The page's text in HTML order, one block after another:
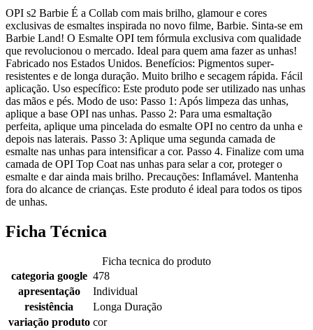
OPI s2 Barbie É a Collab com mais brilho, glamour e cores
exclusivas de esmaltes inspirada no novo filme, Barbie. Sinta-se em
Barbie Land! O Esmalte OPI tem fórmula exclusiva com qualidade
que revolucionou o mercado. Ideal para quem ama fazer as unhas!
Fabricado nos Estados Unidos. Benefícios: Pigmentos super-
resistentes e de longa duração. Muito brilho e secagem rápida. Fácil
aplicação. Uso específico: Este produto pode ser utilizado nas unhas
das mãos e pés. Modo de uso: Passo 1: Após limpeza das unhas,
aplique a base OPI nas unhas. Passo 2: Para uma esmaltação
perfeita, aplique uma pincelada do esmalte OPI no centro da unha e
depois nas laterais. Passo 3: Aplique uma segunda camada de
esmalte nas unhas para intensificar a cor. Passo 4. Finalize com uma
camada de OPI Top Coat nas unhas para selar a cor, proteger o
esmalte e dar ainda mais brilho. Precauções: Inflamável. Mantenha
fora do alcance de crianças. Este produto é ideal para todos os tipos
de unhas.
Ficha Técnica
Ficha tecnica do produto
categoria google 478
apresentação
Individual
resistência
Longa Duração
variação produto cor